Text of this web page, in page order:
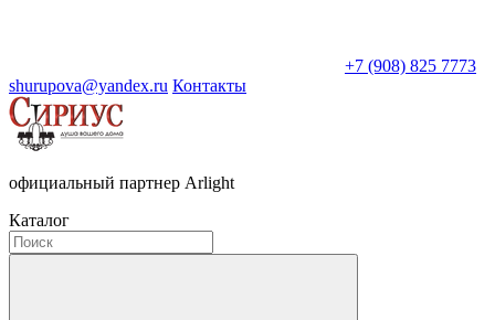
+7 (908) 825 7773
shurupova@yandex.ru Контакты
официальный партнер Arlight
Каталог